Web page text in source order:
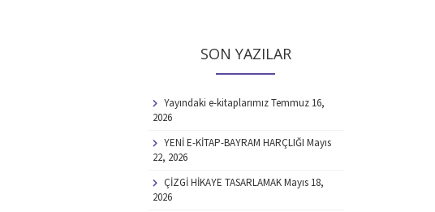
SON YAZILAR
Yayındaki e-kitaplarımız Temmuz 16,
2026
YENİ E-KİTAP-BAYRAM HARÇLIĞI Mayıs
22, 2026
ÇİZGİ HİKAYE TASARLAMAK Mayıs 18,
2026